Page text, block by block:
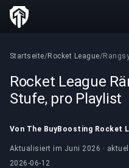
Startseite/Rocket League/
Rocket League
Stufe, pro Playlist
Von The BuyBoosting Rocket
Aktualisiert im Juni 2026 ·
2026-06-12